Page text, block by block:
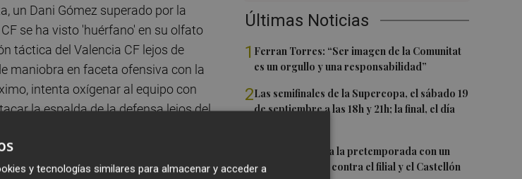
Últimas Noticias
1 Ferran Torres: “Ser imagen de la Comunitat
es un orgullo y una responsabilidad”
2Las semifinales de la Supercopa, el sábado 19
de septiembre a las 18h y 21h; la final, el día
El Levante cierra la pretemporada con un
doble amistoso: contra el filial y el Castellón
un Dani Gómez superado por la
se ha visto 'huérfano' en su olfato
táctica del Valencia CF lejos de
maniobra en faceta ofensiva con la
intenta oxígenar al equipo con
la espalda de la defensa lejos del
en Mestalla ante la posibilidad de
y tecnologías similares para almacenar y acceder a